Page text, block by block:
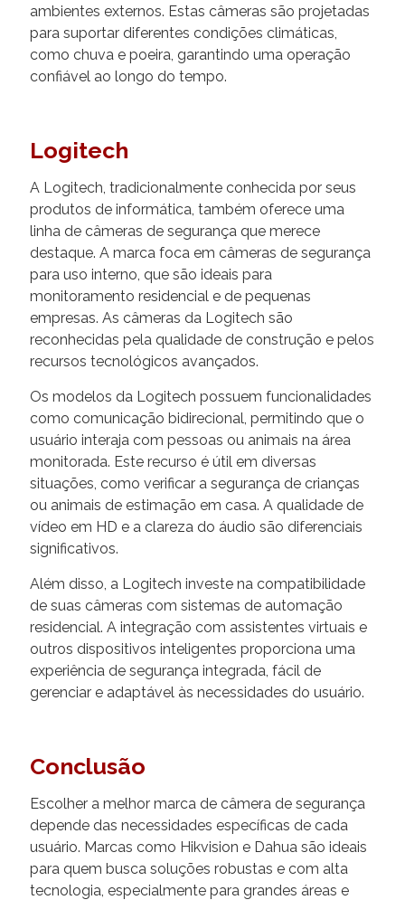
ambientes externos. Estas câmeras são projetadas
para suportar diferentes condições climáticas,
como chuva e poeira, garantindo uma operação
confiável ao longo do tempo.
Logitech
A Logitech, tradicionalmente conhecida por seus
produtos de informática, também oferece uma
linha de câmeras de segurança que merece
destaque. A marca foca em câmeras de segurança
para uso interno, que são ideais para
monitoramento residencial e de pequenas
empresas. As câmeras da Logitech são
reconhecidas pela qualidade de construção e pelos
recursos tecnológicos avançados.
Os modelos da Logitech possuem funcionalidades
como comunicação bidirecional, permitindo que o
usuário interaja com pessoas ou animais na área
monitorada. Este recurso é útil em diversas
situações, como verificar a segurança de crianças
ou animais de estimação em casa. A qualidade de
vídeo em HD e a clareza do áudio são diferenciais
significativos.
Além disso, a Logitech investe na compatibilidade
de suas câmeras com sistemas de automação
residencial. A integração com assistentes virtuais e
outros dispositivos inteligentes proporciona uma
experiência de segurança integrada, fácil de
gerenciar e adaptável às necessidades do usuário.
Conclusão
Escolher a melhor marca de câmera de segurança
depende das necessidades específicas de cada
usuário. Marcas como Hikvision e Dahua são ideais
para quem busca soluções robustas e com alta
tecnologia, especialmente para grandes áreas e